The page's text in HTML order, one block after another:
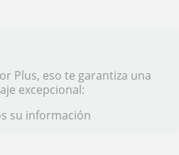
Plus, eso te garantiza una
excepcional:
su información